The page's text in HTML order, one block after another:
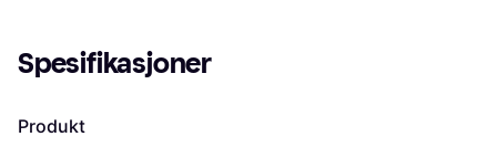
Spesifikasjoner
Produkt